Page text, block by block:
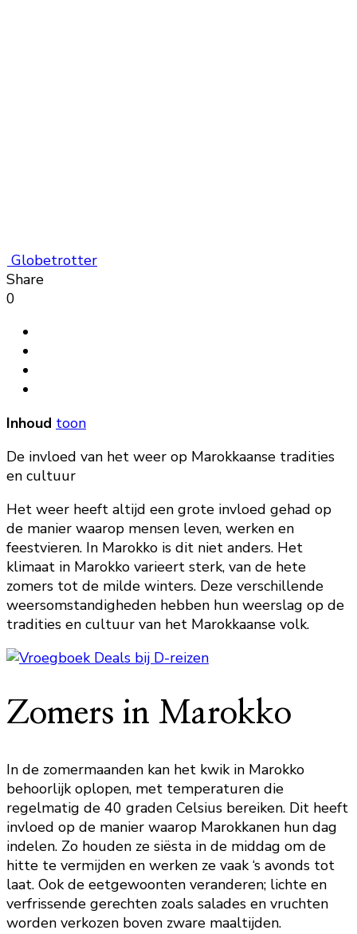
Globetrotter
Share
0
Inhoud toon
De invloed van het weer op Marokkaanse tradities
en cultuur
Het weer heeft altijd een grote invloed gehad op
de manier waarop mensen leven, werken en
feestvieren. In Marokko is dit niet anders. Het
klimaat in Marokko varieert sterk, van de hete
zomers tot de milde winters. Deze verschillende
weersomstandigheden hebben hun weerslag op de
tradities en cultuur van het Marokkaanse volk.
Zomers in Marokko
In de zomermaanden kan het kwik in Marokko
behoorlijk oplopen, met temperaturen die
regelmatig de 40 graden Celsius bereiken. Dit heeft
invloed op de manier waarop Marokkanen hun dag
indelen. Zo houden ze siësta in de middag om de
hitte te vermijden en werken ze vaak ‘s avonds tot
laat. Ook de eetgewoonten veranderen; lichte en
verfrissende gerechten zoals salades en vruchten
worden verkozen boven zware maaltijden.